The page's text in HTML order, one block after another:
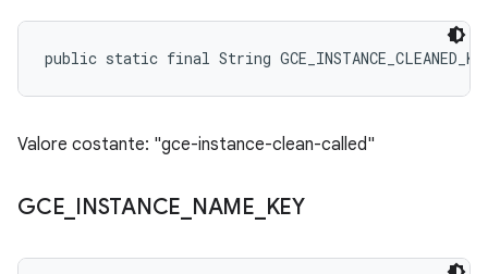
public static final String
Valore costante: "gce-instance-clean-called"
GCE INSTANCE NAME KEY